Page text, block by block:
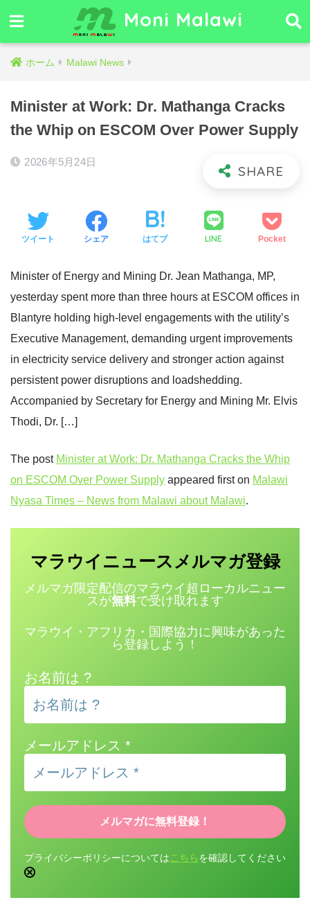
Moni Malawi
ホーム Malawi News
Minister at Work: Dr. Mathanga Cracks
the Whip on ESCOM Over Power Supply
2026年5月24日
ツイート シェア はてブ LINE Pocket
Minister of Energy and Mining Dr. Jean Mathanga, MP,
yesterday spent more than three hours at ESCOM offices in
Blantyre holding high-level engagements with the utility’s
Executive Management, demanding urgent improvements
in electricity service delivery and stronger action against
persistent power disruptions and loadshedding.
Accompanied by Secretary for Energy and Mining Mr. Elvis
Thodi, Dr. […]
The post Minister at Work: Dr. Mathanga Cracks the Whip
on ESCOM Over Power Supply appeared first on Malawi
Nyasa Times – News from Malawi about Malawi.
マラウイニュース メルマガ登録
メルマガ限定配信のマラウイ超ローカルニュー
スが無料で受け取れます
マラウイ・アフリカ・国際協力に興味があった
ら登録しよう！
お名前は ?
メールアドレス *
プライバシーポリシーについては こちら を確認してください